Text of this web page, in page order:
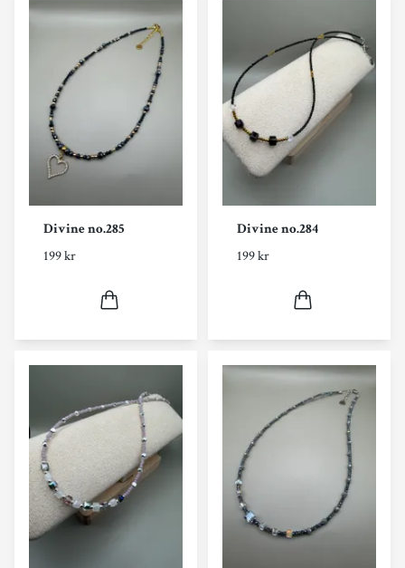
Divine no.285
199 kr
Divine no.284
199 kr